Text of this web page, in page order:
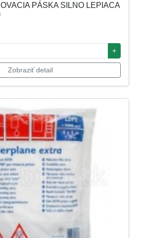
PÁSKA SILNO LEPIACA
+
Zobraziť detail